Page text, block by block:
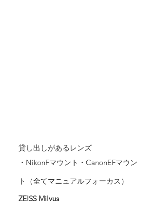
貸し出しがあるレンズ
・NikonFマウント・CanonEFマウン
ト（全てマニュアルフォーカス）
ZEISS Milvus